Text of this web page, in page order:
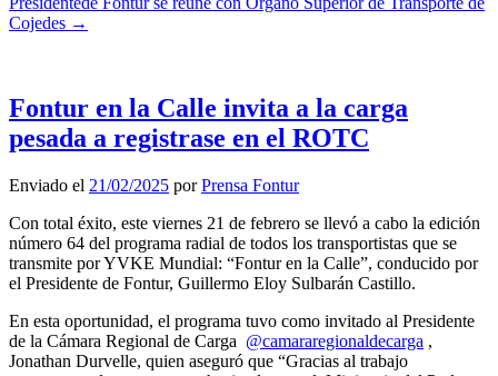
Cojedes →
Fontur en la Calle invita a la carga
pesada a registrase en el ROTC
Enviado el 21/02/2025 porPrensa Fontur
Con total éxito, este viernes 21 de febrero se llevó a cabo la edición
número 64 del programa radial de todos los transportistas que se
transmite por YVKE Mundial: “Fontur en la Calle”, conducido por
el Presidente de Fontur, Guillermo Eloy Sulbarán Castillo.
En esta oportunidad, el programa tuvo como invitado al Presidente
de la Cámara Regional de Carga @camararegionaldecarga ,
Jonathan Durvelle, quien aseguró que “Gracias al trabajo